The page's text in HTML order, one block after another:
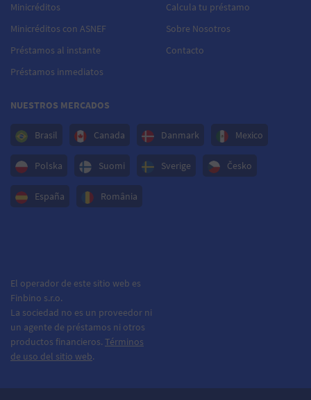
Minicréditos
Minicréditos con ASNEF
Préstamos al instante
Préstamos inmediatos
Calcula tu préstamo
Sobre Nosotros
Contacto
NUESTROS MERCADOS
Brasil Canada Danmark Mexico
Polska Suomi Sverige Česko
España România
El operador de este sitio web es
Finbino s.r.o.
La sociedad no es un proveedor ni
un agente de préstamos ni otros
productos financieros. Términos
de uso del sitio web.